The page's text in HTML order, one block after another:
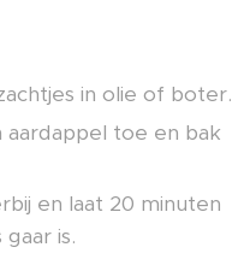
in olie of boter.
toe en bak
en laat 20 minuten
is.